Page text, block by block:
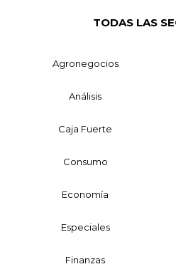
TODAS LAS
Agronegocios
Análisis
Caja Fuerte
Consumo
Economía
Especiales
Finanzas